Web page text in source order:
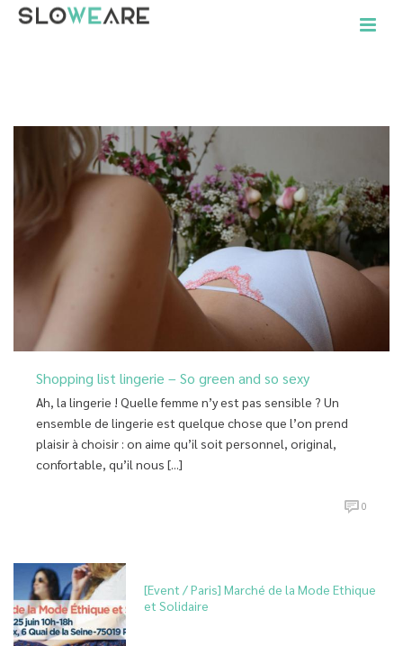
Shopping list lingerie – So green and so sexy
Ah, la lingerie ! Quelle femme n’y est pas sensible ? Un
ensemble de lingerie est quelque chose que l’on prend
plaisir à choisir : on aime qu’il soit personnel, original,
confortable, qu’il nous [...]
0
[Event / Paris] Marché de la Mode Ethique
et Solidaire